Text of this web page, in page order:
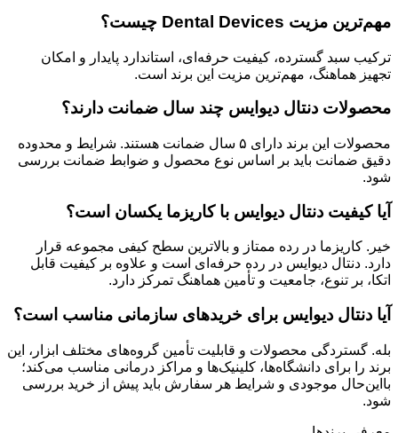
مهم‌ترین مزیت Dental Devices چیست؟
ترکیب سبد گسترده، کیفیت حرفه‌ای، استاندارد پایدار و امکان
تجهیز هماهنگ، مهم‌ترین مزیت این برند است.
محصولات دنتال دیوایس چند سال ضمانت دارند؟
محصولات این برند دارای ۵ سال ضمانت هستند. شرایط و محدوده
دقیق ضمانت باید بر اساس نوع محصول و ضوابط ضمانت بررسی
شود.
آیا کیفیت دنتال دیوایس با کاریزما یکسان است؟
خیر. کاریزما در رده ممتاز و بالاترین سطح کیفی مجموعه قرار
دارد. دنتال دیوایس در رده حرفه‌ای است و علاوه بر کیفیت قابل
اتکا، بر تنوع، جامعیت و تأمین هماهنگ تمرکز دارد.
آیا دنتال دیوایس برای خریدهای سازمانی مناسب است؟
بله. گستردگی محصولات و قابلیت تأمین گروه‌های مختلف ابزار، این
برند را برای دانشگاه‌ها، کلینیک‌ها و مراکز درمانی مناسب می‌کند؛
بااین‌حال موجودی و شرایط هر سفارش باید پیش از خرید بررسی
شود.